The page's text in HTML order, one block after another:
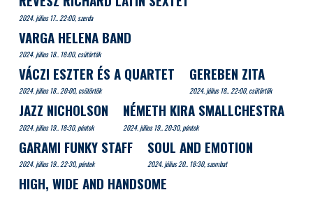
2024. július 17.. 22:00, szerda
VARGA HELENA BAND
2024. július 18.. 18:00, csütörtök
VÁCZI ESZTER ÉS A QUARTET
2024. július 18.. 20:00, csütörtök
GEREBEN ZITA
2024. július 18.. 22:00, csütörtök
JAZZ NICHOLSON
2024. július 19.. 18:30, péntek
NÉMETH KIRA SMALLCHESTRA
2024. július 19.. 20:30, péntek
GARAMI FUNKY STAFF
2024. július 19.. 22:30, péntek
SOUL AND EMOTION
2024. július 20.. 18:30, szombat
HIGH, WIDE AND HANDSOME